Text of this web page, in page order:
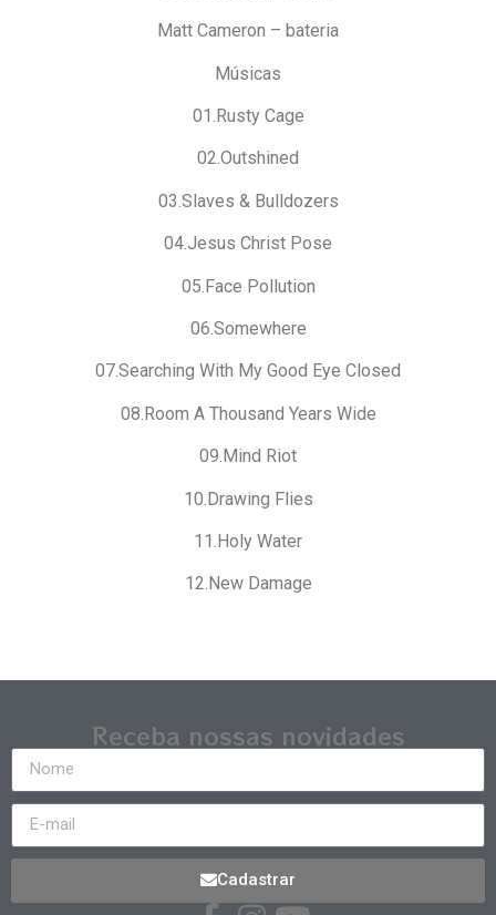
Matt Cameron – bateria
Músicas
01.Rusty Cage
02.Outshined
03.Slaves & Bulldozers
04.Jesus Christ Pose
05.Face Pollution
06.Somewhere
07.Searching With My Good Eye Closed
08.Room A Thousand Years Wide
09.Mind Riot
10.Drawing Flies
11.Holy Water
12.New Damage
Receba nossas novidades
Cadastrar